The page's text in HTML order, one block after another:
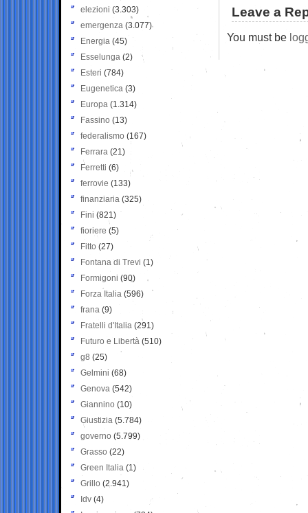
Leave a
You must be
elezioni (3.303)
emergenza (3.077)
Energia (45)
Esselunga (2)
Esteri (784)
Eugenetica (3)
Europa (1.314)
Fassino (13)
federalismo (167)
Ferrara (21)
Ferretti (6)
ferrovie (133)
finanziaria (325)
Fini (821)
fioriere (5)
Fitto (27)
Fontana di Trevi (1)
Formigoni (90)
Forza Italia (596)
frana (9)
Fratelli d'Italia (291)
Futuro e Libertà (510)
g8 (25)
Gelmini (68)
Genova (542)
Giannino (10)
Giustizia (5.784)
governo (5.799)
Grasso (22)
Green Italia (1)
Grillo (2.941)
Idv (4)